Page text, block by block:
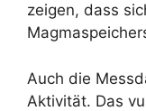
zeigen, dass
Auch die
Aktivität. Das